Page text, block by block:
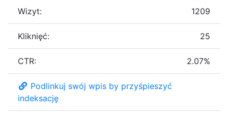
Wizyt: 1209
Kliknięć: 25
CTR: 2.07%
Podlinkuj swój wpis by przyśpieszyć
indeksację